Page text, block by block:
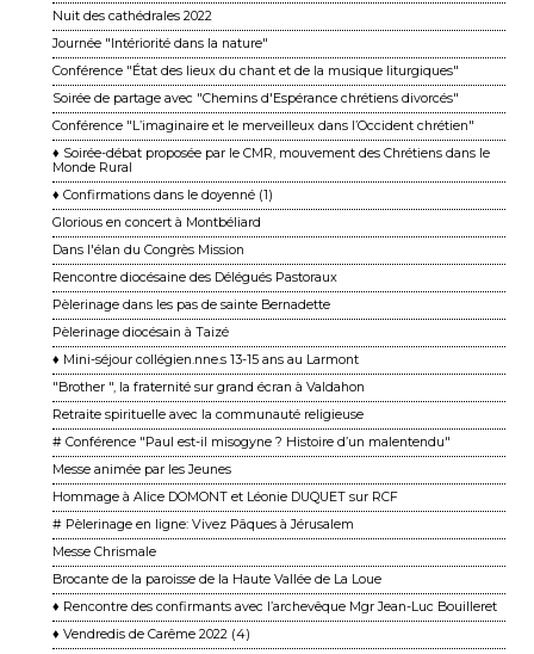
Nuit des cathédrales 2022
Journée "Intériorité dans la nature"
Conférence "État des lieux du chant et de la musique liturgiques"
Soirée de partage avec "Chemins d'Espérance chrétiens divorcés"
Conférence "L’imaginaire et le merveilleux dans l’Occident chrétien"
♦ Soirée-débat proposée par le CMR, mouvement des Chrétiens dans le
Monde Rural
♦ Confirmations dans le doyenné (1)
Glorious en concert à Montbéliard
Dans l'élan du Congrès Mission
Rencontre diocésaine des Délégués Pastoraux
Pèlerinage dans les pas de sainte Bernadette
Pèlerinage diocésain à Taizé
♦ Mini-séjour collégien.nne.s 13-15 ans au Larmont
"Brother ", la fraternité sur grand écran à Valdahon
Retraite spirituelle avec la communauté religieuse
# Conférence "Paul est-il misogyne ? Histoire d’un malentendu"
Messe animée par les Jeunes
Hommage à Alice DOMONT et Léonie DUQUET sur RCF
# Pèlerinage en ligne: Vivez Pâques à Jérusalem
Messe Chrismale
Brocante de la paroisse de la Haute Vallée de La Loue
♦ Rencontre des confirmants avec l’archevêque Mgr Jean-Luc Bouilleret
♦ Vendredis de Carême 2022 (4)